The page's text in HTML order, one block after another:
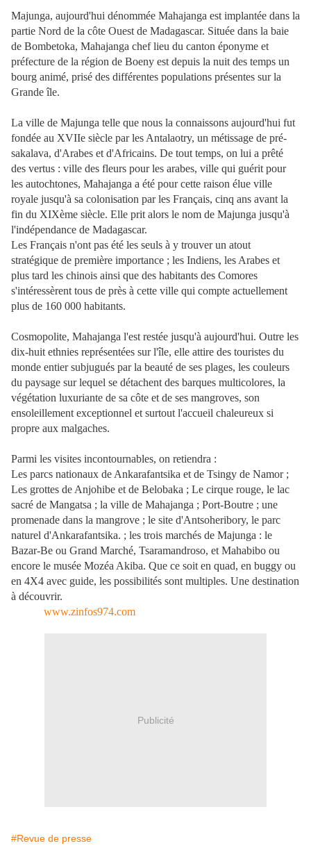
Majunga, aujourd'hui dénommée Mahajanga est implantée dans la
partie Nord de la côte Ouest de Madagascar. Située dans la baie
de Bombetoka, Mahajanga chef lieu du canton éponyme et
préfecture de la région de Boeny est depuis la nuit des temps un
bourg animé, prisé des différentes populations présentes sur la
Grande île.
La ville de Majunga telle que nous la connaissons aujourd'hui fut
fondée au XVIIe siècle par les Antalaotry, un métissage de pré-
sakalava, d'Arabes et d'Africains. De tout temps, on lui a prêté
des vertus : ville des fleurs pour les arabes, ville qui guérit pour
les autochtones, Mahajanga a été pour cette raison élue ville
royale jusqu'à sa colonisation par les Français, cinq ans avant la
fin du XIXème siècle. Elle prit alors le nom de Majunga jusqu'à
l'indépendance de Madagascar.
Les Français n'ont pas été les seuls à y trouver un atout
stratégique de première importance ; les Indiens, les Arabes et
plus tard les chinois ainsi que des habitants des Comores
s'intéressèrent tous de près à cette ville qui compte actuellement
plus de 160 000 habitants.
Cosmopolite, Mahajanga l'est restée jusqu'à aujourd'hui. Outre les
dix-huit ethnies représentées sur l'île, elle attire des touristes du
monde entier subjugués par la beauté de ses plages, les couleurs
du paysage sur lequel se détachent des barques multicolores, la
végétation luxuriante de sa côte et de ses mangroves, son
ensoleillement exceptionnel et surtout l'accueil chaleureux si
propre aux malgaches.
Parmi les visites incontournables, on retiendra :
Les parcs nationaux de Ankarafantsika et de Tsingy de Namor ;
Les grottes de Anjohibe et de Belobaka ; Le cirque rouge, le lac
sacré de Mangatsa ; la ville de Mahajanga ; Port-Boutre ; une
promenade dans la mangrove ; le site d'Antsoheribory, le parc
naturel d'Ankarafantsika. ; les trois marchés de Majunga : le
Bazar-Be ou Grand Marché, Tsaramandroso, et Mahabibo ou
encore le musée Mozéa Akiba. Que ce soit en quad, en buggy ou
en 4X4 avec guide, les possibilités sont multiples. Une destination
à découvrir.
www.zinfos974.com
Publicité
#Revue de presse